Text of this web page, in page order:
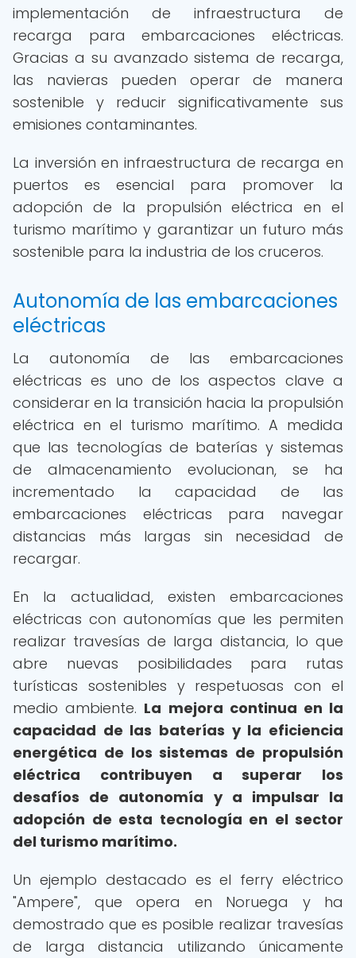
implementación de infraestructura de
recarga para embarcaciones eléctricas.
Gracias a su avanzado sistema de recarga,
las navieras pueden operar de manera
sostenible y reducir significativamente sus
emisiones contaminantes.
La inversión en infraestructura de recarga en
puertos es esencial para promover la
adopción de la propulsión eléctrica en el
turismo marítimo y garantizar un futuro más
sostenible para la industria de los cruceros.
Autonomía de las embarcaciones
eléctricas
La autonomía de las embarcaciones
eléctricas es uno de los aspectos clave a
considerar en la transición hacia la propulsión
eléctrica en el turismo marítimo. A medida
que las tecnologías de baterías y sistemas
de almacenamiento evolucionan, se ha
incrementado la capacidad de las
embarcaciones eléctricas para navegar
distancias más largas sin necesidad de
recargar.
En la actualidad, existen embarcaciones
eléctricas con autonomías que les permiten
realizar travesías de larga distancia, lo que
abre nuevas posibilidades para rutas
turísticas sostenibles y respetuosas con el
medio ambiente. La mejora continua en la
capacidad de las baterías y la eficiencia
energética de los sistemas de propulsión
eléctrica contribuyen a superar los
desafíos de autonomía y a impulsar la
adopción de esta tecnología en el sector
del turismo marítimo.
Un ejemplo destacado es el ferry eléctrico
"Ampere", que opera en Noruega y ha
demostrado que es posible realizar travesías
de larga distancia utilizando únicamente